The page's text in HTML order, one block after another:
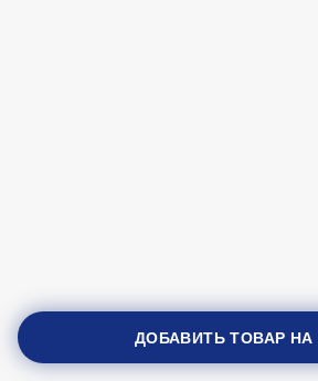
ДОБАВИТЬ ТОВАР НА